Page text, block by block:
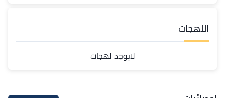
اللهجات
لايوجد لهجات